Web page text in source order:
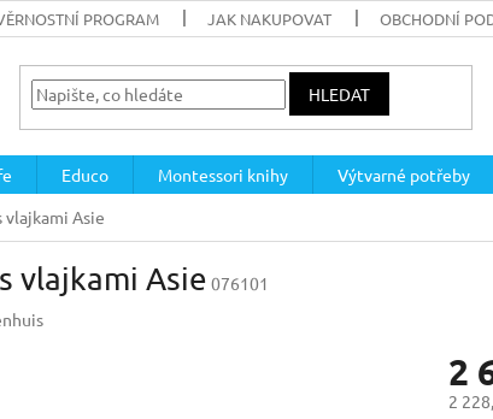
PROGRAM JAK NAKUPOVAT OBCHODNÍ
HLEDAT
Educo Montessori knihy Výtvarné potřeby
vlajkami Asie
vlajkami Asie 076101
2
2